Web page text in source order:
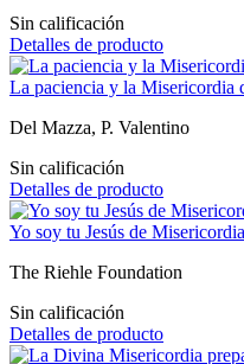
Sin calificación
Detalles de producto
La paciencia y la Misericordia
Del Mazza, P. Valentino
Sin calificación
Detalles de producto
Yo soy tu Jesús de
The Riehle Foundation
Sin calificación
Detalles de producto